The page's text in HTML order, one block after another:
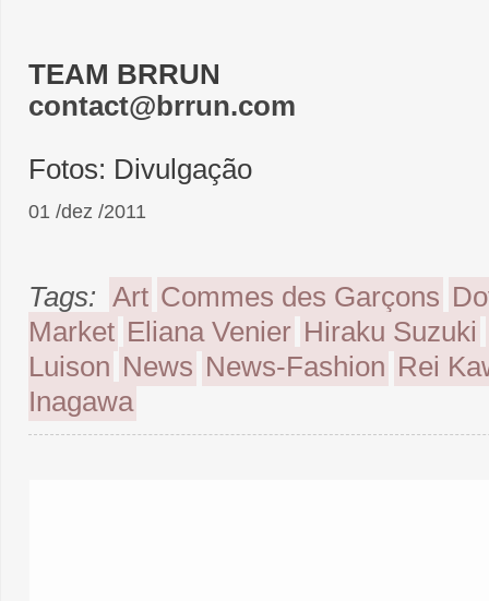
TEAM BRRUN
contact@brrun.com
Fotos: Divulgação
01 /dez /2011
Tags: Art Commes des Garçons
Market Eliana Venier Hiraku Suzuki
Luison News News-Fashion Rei
Inagawa